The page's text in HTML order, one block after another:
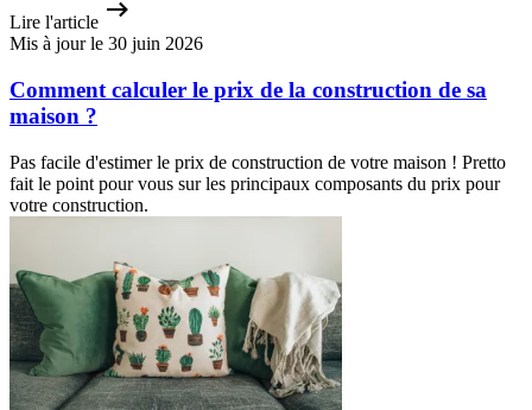
Lire l'article
Mis à jour le 30 juin 2026
Comment calculer le prix de la construction de sa
maison ?
Pas facile d'estimer le prix de construction de votre maison ! Pretto
fait le point pour vous sur les principaux composants du prix pour
votre construction.